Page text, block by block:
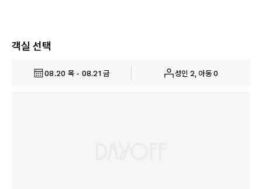
객실 선택
08.20 목 - 08.21 금 성인 2, 아동 0